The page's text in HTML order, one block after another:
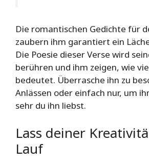
Die romantischen Gedichte für
zaubern ihm garantiert ein
Die Poesie dieser Verse wird
berühren und ihm zeigen, wie
bedeutet. Überrasche ihn zu
Anlässen oder einfach nur, um
sehr du ihn liebst.
Lass deiner
Lauf